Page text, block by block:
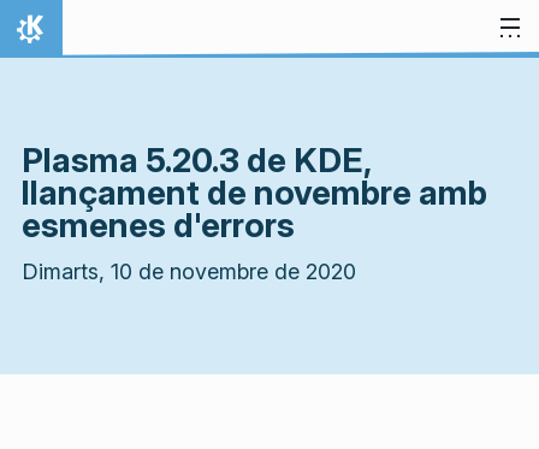
Salta al contingut
Inici
Plasma 5.20.3 de KDE,
llançament de novembre amb
esmenes d'errors
Dimarts, 10 de novembre de 2020